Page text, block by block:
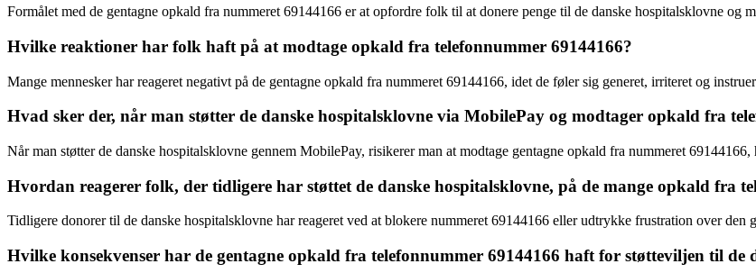
Formålet med de gentagne opkald fra nummeret 69144166 er at opfordre folk til at donere penge til de danske hospitalsklovne og
Hvilke reaktioner har folk haft på at modtage opkald fra telefonnummer 69144166?
Mange mennesker har reageret negativt på de gentagne opkald fra nummeret 69144166, idet de føler sig generet, irriteret og
Hvad sker der, når man støtter de danske hospitalsklovne via MobilePay og modtager opkald fra
Når man støtter de danske hospitalsklovne gennem MobilePay, risikerer man at modtage gentagne opkald fra nummeret
Hvordan reagerer folk, der tidligere har støttet de danske hospitalsklovne, på de mange opkald fra
Tidligere donorer til de danske hospitalsklovne har reageret ved at blokere nummeret 69144166 eller udtrykke frustration over den
Hvilke konsekvenser har de gentagne opkald fra telefonnummer 69144166 haft for støtteviljen til de